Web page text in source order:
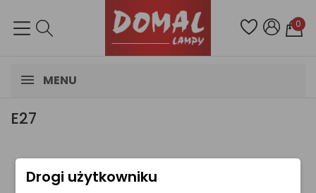
0
MENU
E27
Brak dostępnych produktów.
Drogi użytkowniku